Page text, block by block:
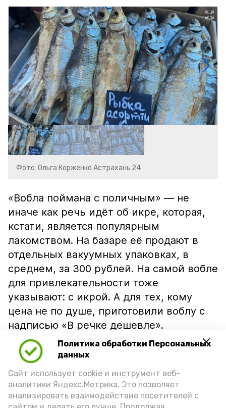
Политика обработки Персональных
данных
Сайт использует cookie и инструмент веб-
аналитики Яндекс.Метрика. Это позволяет
анализировать взаимодействие посетителей с
Фото: Ольга Корженко Астрахань 24
«Вобла поймана с поличным» — не
иначе как речь идёт об икре, которая,
кстати, является популярным
лакомством. На базаре её продают в
отдельных вакуумных упаковках, в
среднем, за 300 рублей. На самой вобле
для привлекательности тоже
указывают: с икрой. А для тех, кому
цена не по душе, приготовили воблу с
надписью «В речке дешевле».